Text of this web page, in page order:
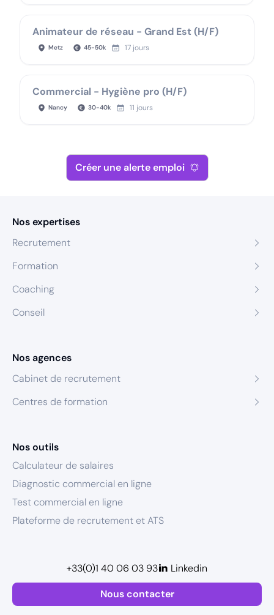
Animateur de réseau - Grand Est (H/F)
Metz 45-50k 17 jours
Commercial - Hygiène pro (H/F)
Nancy 30-40k 11 jours
Créer une alerte emploi
Nos expertises
Recrutement
Formation
Coaching
Conseil
Nos agences
Cabinet de recrutement
Centres de formation
Nos outils
Calculateur de salaires
Diagnostic commercial en ligne
Test commercial en ligne
Plateforme de recrutement et ATS
Nous contacter
+33(0)1 40 06 03 93 Linkedin